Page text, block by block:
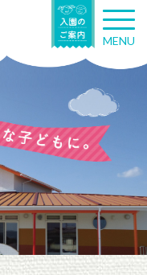
T
o
g
n
g
a
t
n
MENU